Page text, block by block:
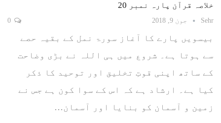
خلاصہ قرآن پارہ نمبر 20
Sehr جون 9, 2018
بیسویں پارے کا آغاز سورۃ نمل کے بقیہ حصے
سے ہوتا ہے۔ شروع میں ہی اللہ نے بڑی وضاحت
کے ساتھ اپنی قوتِ تخلیق اور توحید کا ذکر
کیا ہے۔ ارشاد ہے کہ اس کے سوا کون ہے جس نے
زمین و آسمان کو بنایا اور آسمان…